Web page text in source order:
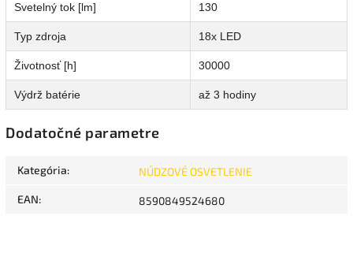
Svetelný tok [lm] 130
Typ zdroja 18x LED
Životnosť [h] 30000
Výdrž batérie až 3 hodiny
Dodatočné parametre
Kategória: NÚDZOVÉ OSVETLENIE
EAN: 8590849524680